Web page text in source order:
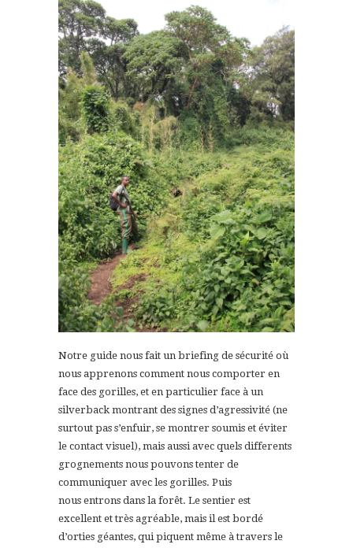
Notre guide nous fait un briefing de sécurité où
nous apprenons comment nous comporter en
face des gorilles, et en particulier face à un
silverback montrant des signes d’agressivité (ne
surtout pas s’enfuir, se montrer soumis et éviter
le contact visuel), mais aussi avec quels differents
grognements nous pouvons tenter de
communiquer avec les gorilles. Puis
nous entrons dans la forêt. Le sentier est
excellent et très agréable, mais il est bordé
d’orties géantes, qui piquent même à travers le